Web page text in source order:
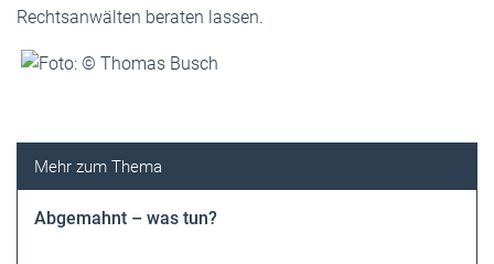
Rechtsanwälten beraten lassen.
Abgemahnt – was tun?